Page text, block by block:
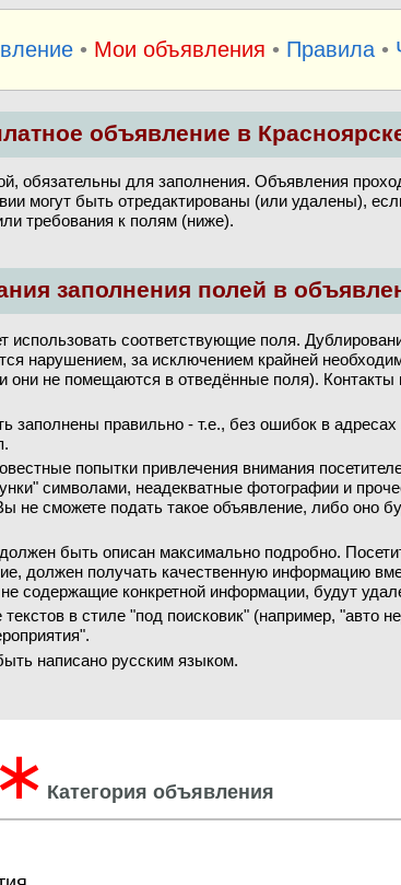
• Мои объявления • Правила•
объявление в
обязательны для заполнения. Объявления
могут быть отредактированы (или удалены),
требования к полям (ниже).
заполнения полей в
использовать соответствующие поля.
нарушением, за исключением крайней
они не помещаются в отведённые поля). Контакты
заполнены правильно - т.е., без ошибок в адресах
попытки привлечения внимания
символами, неадекватные фотографии и
не сможете подать такое объявление, либо оно
быть описан максимально подробно.
должен получать качественную информацию
содержащие конкретной информации, будут
в стиле "под поисковик" (например, "авто
написано русским языком.
∗ Категория объявления